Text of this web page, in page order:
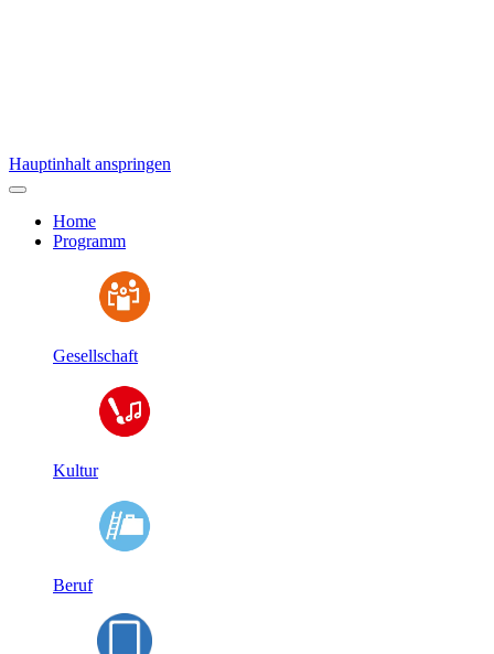
Hauptinhalt anspringen
Home
Programm
Gesellschaft
Kultur
Beruf